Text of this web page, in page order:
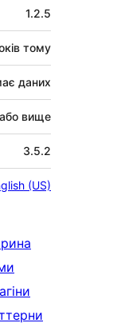
1.2.5
тому
даних
вище
3.5.2
(US)